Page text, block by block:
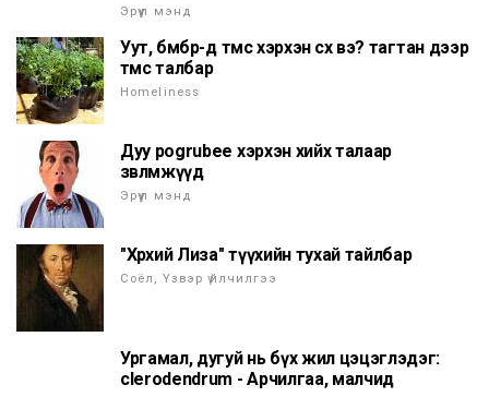
Эрүүл мэнд
Уут, бөмбөр-д төмс хэрхэн өсөх вэ? тагтан дээр
төмс талбар
Homeliness
Дуу pogrubee хэрхэн хийх талаар
зөвлөмжүүд
Эрүүл мэнд
"Хөөрхий Лиза" түүхийн тухай тайлбар
Соёл, Үзвэр үйлчилгээ
Ургамал, дугуй нь бүх жил цэцэглэдэг:
clerodendrum - Арчилгаа, малчид